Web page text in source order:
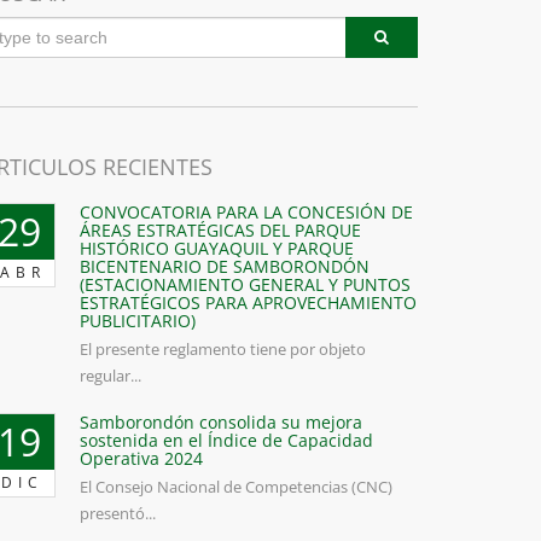
RECIENTES
ABR
CONVOCATORIA PARA LA CONCESIÓN DE
ÁREAS ESTRATÉGICAS DEL PARQUE
HISTÓRICO GUAYAQUIL Y PARQUE
BICENTENARIO DE SAMBORONDÓN
(ESTACIONAMIENTO GENERAL Y PUNTOS
ESTRATÉGICOS PARA APROVECHAMIENTO
PUBLICITARIO)
El presente reglamento tiene por objeto
regular...
DIC
Samborondón consolida su mejora
sostenida en el Índice de Capacidad
Operativa 2024
El Consejo Nacional de Competencias (CNC)
presentó...